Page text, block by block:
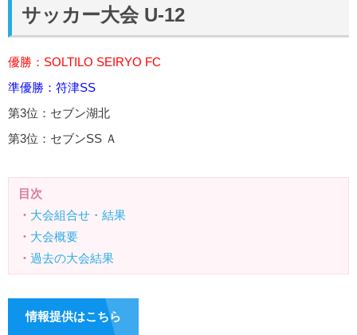
サッカー大会 U-12
優勝：SOLTILO SEIRYO FC
準優勝：符津SS
第3位：セブン湖北
第3位：セブンSS Ａ
目次
・ 大会組合せ・結果
・ 大会概要
・ 過去の大会結果
情報提供はこちら